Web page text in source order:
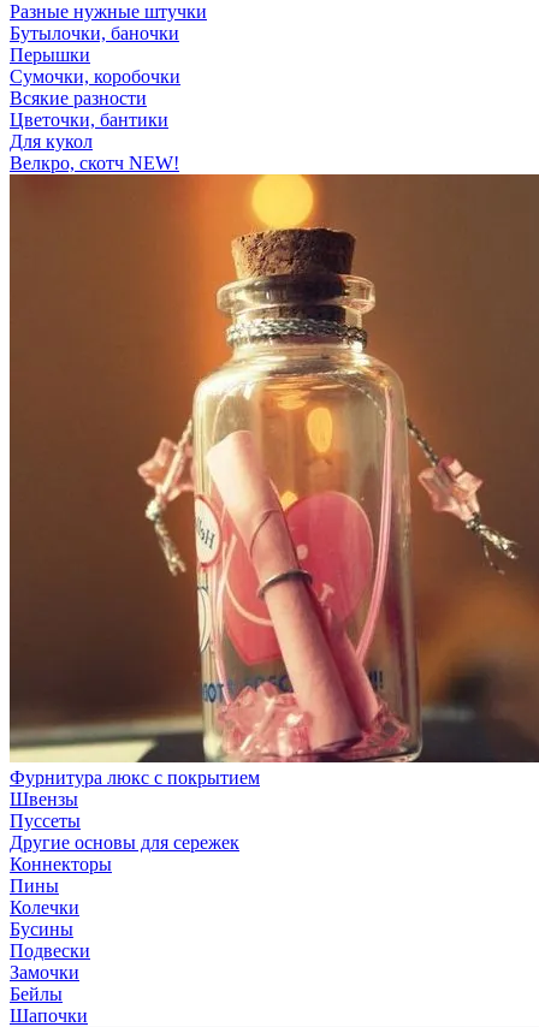
Разные нужные штучки
Бутылочки, баночки
Перышки
Сумочки, коробочки
Всякие разности
Цветочки, бантики
Для кукол
Велкро, скотч NEW!
Фурнитура люкс с покрытием
Швензы
Пуссеты
Другие основы для сережек
Коннекторы
Пины
Колечки
Бусины
Подвески
Замочки
Бейлы
Шапочки